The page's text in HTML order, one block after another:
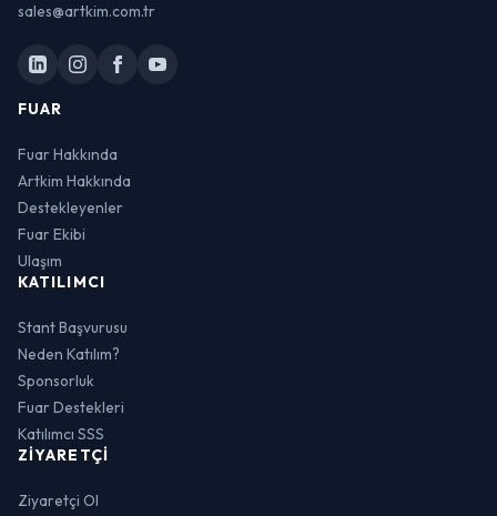
sales@artkim.com.tr
FUAR
Fuar Hakkında
Artkim Hakkında
Destekleyenler
Fuar Ekibi
Ulaşım
KATILIMCI
Stant Başvurusu
Neden Katılım?
Sponsorluk
Fuar Destekleri
Katılımcı SSS
ZIYARETÇI
Ziyaretçi Ol